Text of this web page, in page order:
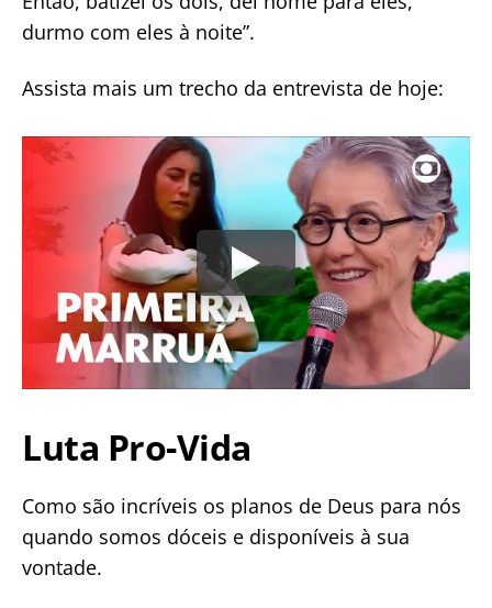
durmo com eles à noite”.
Assista mais um trecho da entrevista de hoje:
Luta Pro-Vida
Como são incríveis os planos de Deus para nós
quando somos dóceis e disponíveis à sua
vontade.